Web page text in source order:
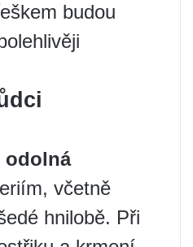
budou
odolná
včetně
hnilobě. Při